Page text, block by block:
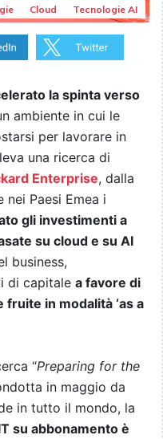
Cloud Tecnologie AI
la spinta verso
ambiente in cui le
per lavorare in
una ricerca di
Enterprise, dalla
nei Paesi Emea i
gli investimenti a
su cloud e su AI
business,
di capitale a favore di
in modalità ‘as a
“Preparing for the
in maggio da
in tutto il mondo, la
su abbonamento è